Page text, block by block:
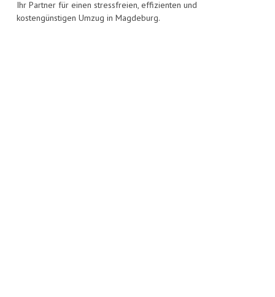
Ihr Partner für einen stressfreien, effizienten und
kostengünstigen Umzug in Magdeburg.